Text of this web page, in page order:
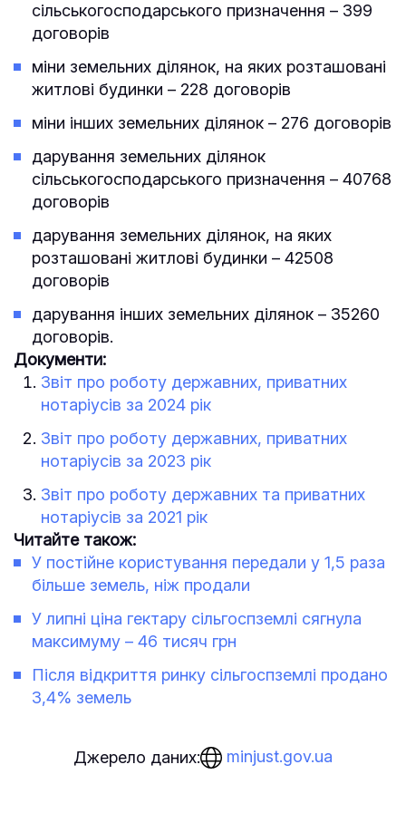
сільськогосподарського призначення – 399
договорів
міни земельних ділянок, на яких розташовані
житлові будинки – 228 договорів
міни інших земельних ділянок – 276 договорів
дарування земельних ділянок
сільськогосподарського призначення – 40768
договорів
дарування земельних ділянок, на яких
розташовані житлові будинки – 42508
договорів
дарування інших земельних ділянок – 35260
договорів.
Документи:
Звіт про роботу державних, приватних
нотаріусів за 2024 рік
Звіт про роботу державних, приватних
нотаріусів за 2023 рік
Звіт про роботу державних та приватних
нотаріусів за 2021 рік
Читайте також:
У постійне користування передали у 1,5 раза
більше земель, ніж продали
У липні ціна гектару сільгоспземлі сягнула
максимуму – 46 тисяч грн
Після відкриття ринку сільгоспземлі продано
3,4% земель
Джерело даних: minjust.gov.ua